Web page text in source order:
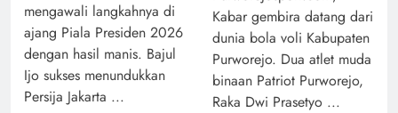
mengawali langkahnya di
ajang Piala Presiden 2026
dengan hasil manis. Bajul
Ijo sukses menundukkan
Persija Jakarta ...
Kabar gembira datang dari
dunia bola voli Kabupaten
Purworejo. Dua atlet muda
binaan Patriot Purworejo,
Raka Dwi Prasetyo ...